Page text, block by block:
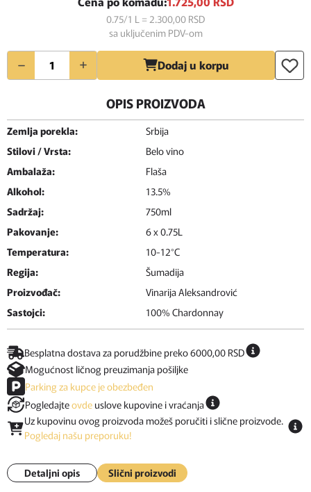
0.75/1 L = 2.300,00 RSD
sa uključenim PDV-om
Količina Dodaj u korpu
OPIS PROIZVODA
Zemlja porekla:
Srbija
Stilovi / Vrsta:
Belo vino
Ambalaža:
Flaša
Alkohol:
13.5%
Sadržaj:
750ml
Pakovanje:
6 x 0.75L
Temperatura:
10-12°C
Regija:
Šumadija
Proizvođač:
Vinarija Aleksandrović
Sastojci:
100% Chardonnay
Besplatna dostava za porudžbine preko 6000,00 RSD
Mogućnost ličnog preuzimanja pošiljke
Parking za kupce je obezbeđen
Pogledajteovde uslove kupovine i vraćanja
Uz kupovinu ovog proizvoda možeš poručiti i slične proizvode.
Pogledaj našu preporuku!
Detaljni opis Slični proizvodi